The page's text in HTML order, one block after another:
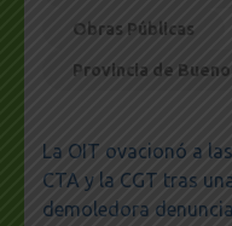
Obras Públicas
Provincia de
Navegación
de
entradas
La OIT ovacionó a las
CTA y la CGT tras una
demoledora denuncia